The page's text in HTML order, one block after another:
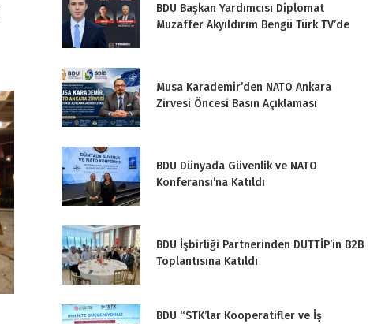
BDU Başkan Yardımcısı Diplomat
Muzaffer Akyıldırım Bengü Türk TV’de
Musa Karademir’den NATO Ankara
Zirvesi Öncesi Basın Açıklaması
BDU Dünyada Güvenlik ve NATO
Konferansı’na Katıldı
BDU İşbirliği Partnerinden DUTTİP’in B2B
Toplantısına Katıldı
BDU “STK’lar Kooperatifler ve İş